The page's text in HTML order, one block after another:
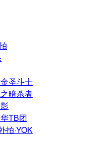
圣斗士
暗杀者
TB团
拍·YOK